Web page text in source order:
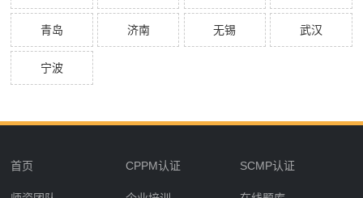
青岛 济南 无锡 武汉
宁波
首页 CPPM认证 SCMP认证